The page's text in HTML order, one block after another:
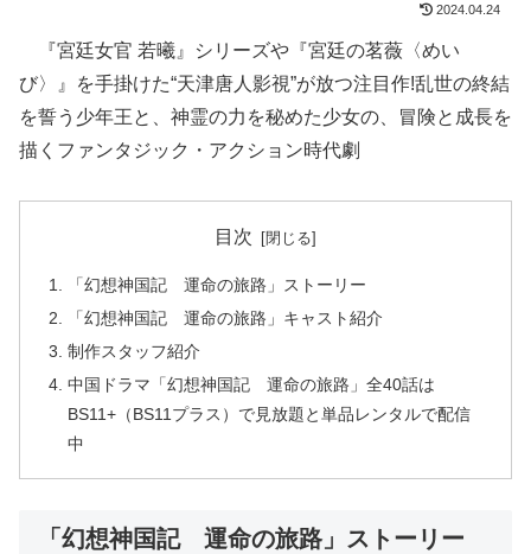
2024.04.24
『宮廷女官 若曦』シリーズや『宮廷の茗薇〈めい
び〉』を手掛けた“天津唐人影視”が放つ注目作!乱世の終結
を誓う少年王と、神霊の力を秘めた少女の、冒険と成長を
描くファンタジック・アクション時代劇
目次
「幻想神国記 運命の旅路」ストーリー
「幻想神国記 運命の旅路」キャスト紹介
制作スタッフ紹介
中国ドラマ「幻想神国記 運命の旅路」全40話は
BS11+（BS11プラス）で見放題と単品レンタルで配信
中
「幻想神国記 運命の旅路」ストーリー